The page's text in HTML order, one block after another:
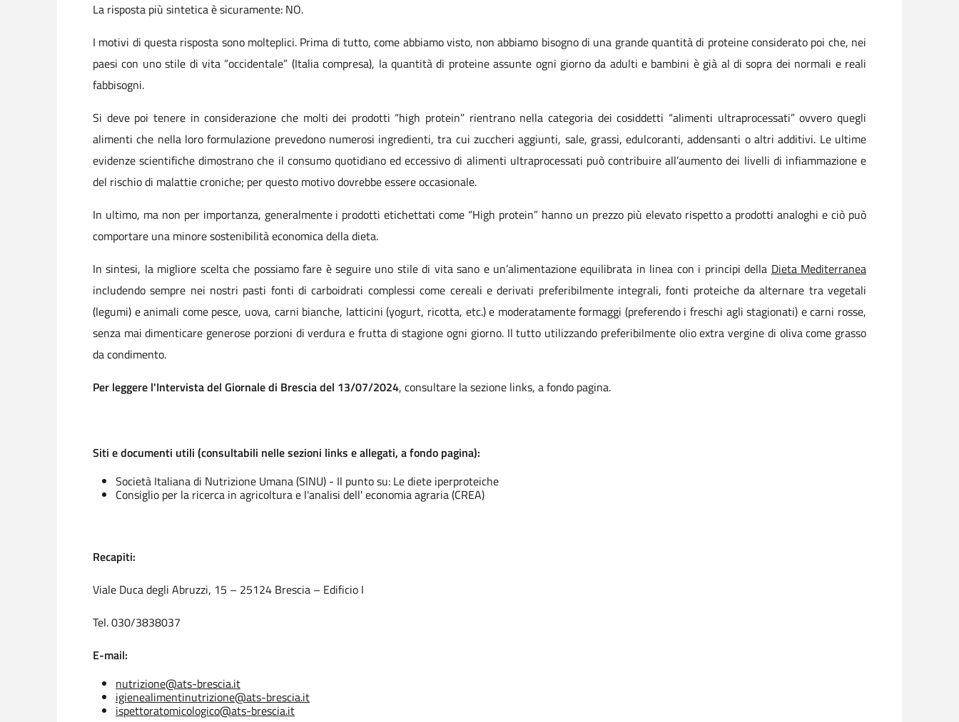
La risposta più sintetica è sicuramente: NO.
I motivi di questa risposta sono molteplici. Prima di tutto, come abbiamo visto, non abbiamo bisogno di una grande quantità di proteine considerato poi che, nei
paesi con uno stile di vita “occidentale” (Italia compresa), la quantità di proteine assunte ogni giorno da adulti e bambini è già al di sopra dei normali e reali
fabbisogni.
Si deve poi tenere in considerazione che molti dei prodotti “high protein” rientrano nella categoria dei cosiddetti “alimenti ultraprocessati” ovvero quegli
alimenti che nella loro formulazione prevedono numerosi ingredienti, tra cui zuccheri aggiunti, sale, grassi, edulcoranti, addensanti o altri additivi. Le ultime
evidenze scientifiche dimostrano che il consumo quotidiano ed eccessivo di alimenti ultraprocessati può contribuire all’aumento dei livelli di infiammazione e
del rischio di malattie croniche; per questo motivo dovrebbe essere occasionale.
In ultimo, ma non per importanza, generalmente i prodotti etichettati come “High protein” hanno un prezzo più elevato rispetto a prodotti analoghi e ciò può
comportare una minore sostenibilità economica della dieta.
In sintesi, la migliore scelta che possiamo fare è seguire uno stile di vita sano e un’alimentazione equilibrata in linea con i principi della Dieta Mediterranea
includendo sempre nei nostri pasti fonti di carboidrati complessi come cereali e derivati preferibilmente integrali, fonti proteiche da alternare tra vegetali
(legumi) e animali come pesce, uova, carni bianche, latticini (yogurt, ricotta, etc.) e moderatamente formaggi (preferendo i freschi agli stagionati) e carni rosse,
senza mai dimenticare generose porzioni di verdura e frutta di stagione ogni giorno. Il tutto utilizzando preferibilmente olio extra vergine di oliva come grasso
da condimento.
Per leggere l'Intervista del Giornale di Brescia del 13/07/2024, consultare la sezione links, a fondo pagina.
Siti e documenti utili (consultabili nelle sezioni links e allegati, a fondo pagina):
Società Italiana di Nutrizione Umana (SINU) - Il punto su: Le diete iperproteiche
Consiglio per la ricerca in agricoltura e l'analisi dell' economia agraria (CREA)
Recapiti:
Viale Duca degli Abruzzi, 15 – 25124 Brescia – Edificio I
Tel. 030/3838037
E-mail:
nutrizione@ats-brescia.it
igienealimentinutrizione@ats-brescia.it
ispettoratomicologico@ats-brescia.it